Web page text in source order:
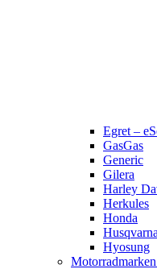
Egret –
GasGas
Generic
Gilera
Harley
Herkules
Honda
Husqvarna
Hyosung